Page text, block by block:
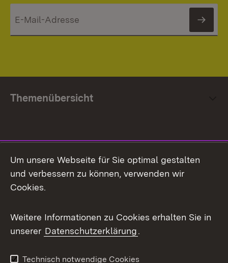
Themenübersicht
Facebook
X / Twitter
Youtube
Um unsere Webseite für Sie optimal gestalten
und verbessern zu können, verwenden wir
Cookies.
Weitere Informationen zu Cookies erhalten Sie in
unserer Datenschutzerklärung.
Technisch notwendige Cookies